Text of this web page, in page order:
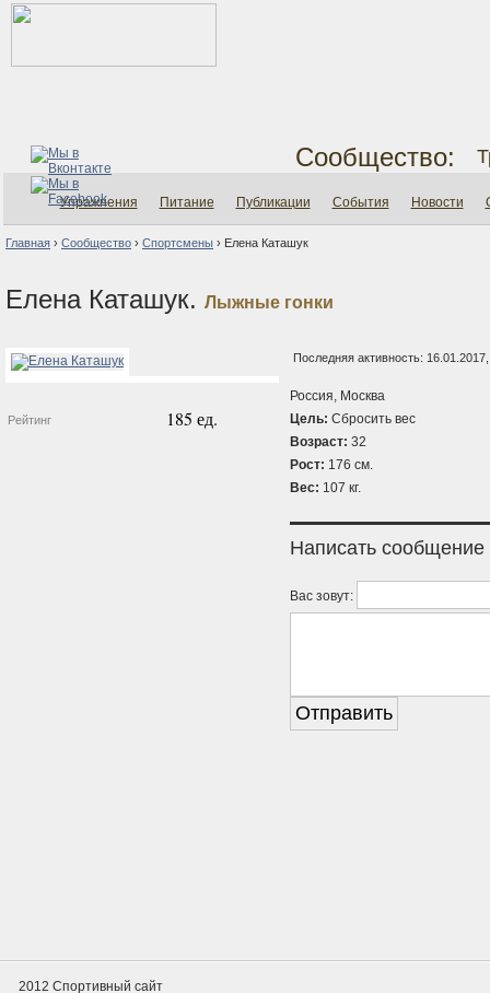
Сообщество:
Упражнения Питание Публикации События Новости
Главная › Сообщество › Спортсмены › Елена Каташук
Елена Каташук. Лыжные гонки
Рейтинг 185 ед.
Последняя активность:
Россия, Москва
Цель: Сбросить вес
Возраст: 32
Рост: 176 см.
Вес: 107 кг.
Написать сообщение
Вас зовут:
2012 Спортивный сайт